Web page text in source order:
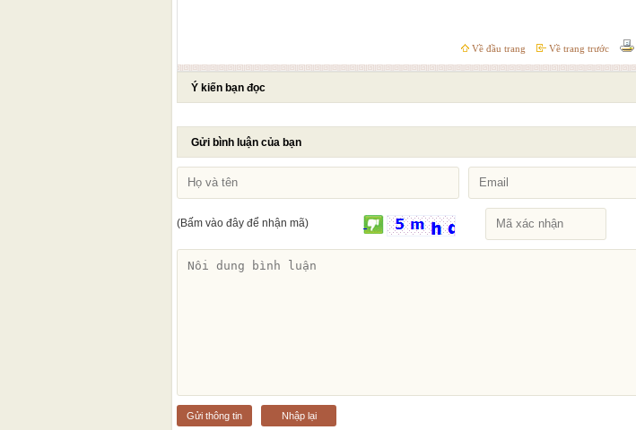
Về đầu trang Về trang trước
Ý kiến bạn đọc
Gửi bình luận của bạn
(Bấm vào đây để nhận mã)
Gửi thông tin Nhập lại